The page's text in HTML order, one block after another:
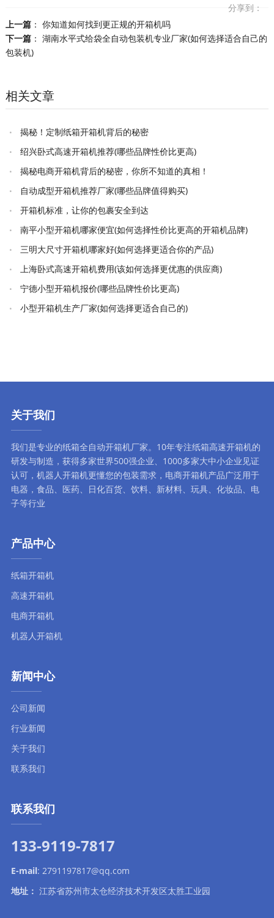
分享到：
上一篇： 你知道如何找到更正规的开箱机吗
下一篇： 湖南水平式给袋全自动包装机专业厂家(如何选择适合自己的
包装机)
相关文章
揭秘！定制纸箱开箱机背后的秘密
绍兴卧式高速开箱机推荐(哪些品牌性价比更高)
揭秘电商开箱机背后的秘密，你所不知道的真相！
自动成型开箱机推荐厂家(哪些品牌值得购买)
开箱机标准，让你的包裹安全到达
南平小型开箱机哪家便宜(如何选择性价比更高的开箱机品牌)
三明大尺寸开箱机哪家好(如何选择更适合你的产品)
上海卧式高速开箱机费用(该如何选择更优惠的供应商)
宁德小型开箱机报价(哪些品牌性价比更高)
小型开箱机生产厂家(如何选择更适合自己的)
关于我们
我们是专业的纸箱全自动开箱机厂家。10年专注纸箱高速开箱机的
研发与制造，获得多家世界500强企业、1000多家大中小企业见证
认可， 机器人开箱机更懂您的包装需求， 电商开箱机产品广泛用于
电器，食品、医药、日化百货、饮料、新材料、玩具、化妆品、电
子等行业
产品中心
纸箱开箱机
高速开箱机
电商开箱机
机器人开箱机
新闻中心
公司新闻
行业新闻
关于我们
联系我们
联系我们
133-9119-7817
E-mail: 2791197817@qq.com
地址： 江苏省苏州市太仓经济技术开发区太胜工业园